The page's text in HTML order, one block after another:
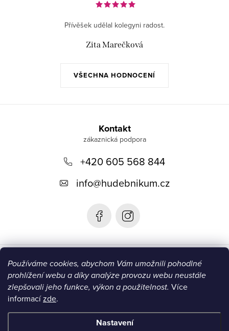
Používáme cookies, abychom Vám umožnili pohodlné
prohlížení webu a díky analýze provozu webu neustále
zlepšovali jeho funkce, výkon a použitelnost. Více
informacízde.
Nastavení
VŠECHNA HODNOCENÍ
Přívěšek udělal kolegyni radost.
Zita Marečková
Kontakt
+420 605 568 844
info@hudebnikum.cz
Informace
Blog
Instagram